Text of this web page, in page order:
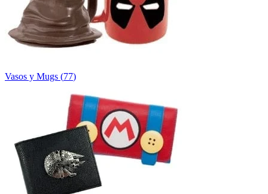
Vasos y Mugs (77)